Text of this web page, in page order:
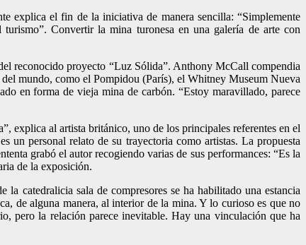
explica el fin de la iniciativa de manera sencilla: “Simplemente
Convertir la mina turonesa en una galería de arte con
reconocido proyecto “Luz Sólida”. Anthony McCall compendia
mundo, como el Pompidou (París), el Whitney Museum Nueva
en forma de vieja mina de carbón. “Estoy maravillado, parece
explica al artista británico, uno de los principales referentes en el
un personal relato de su trayectoria como artistas. La propuesta
grabó el autor recogiendo varias de sus performances: “Es la
de la exposición.
catedralicia sala de compresores se ha habilitado una estancia
de alguna manera, al interior de la mina. Y lo curioso es que no
pero la relación parece inevitable. Hay una vinculación que ha